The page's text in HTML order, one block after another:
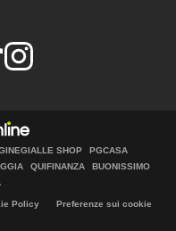
SHOP
PGCASA
QUIFINANZA
BUONISSIMO
Policy
Preferenze sui cookie